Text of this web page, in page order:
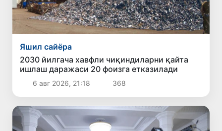
Яшил сайёра
2030 йилгача хавфли чиқиндиларни қайта
ишлаш даражаси 20 фоизга етказилади
6 авг 2026, 21:18 368